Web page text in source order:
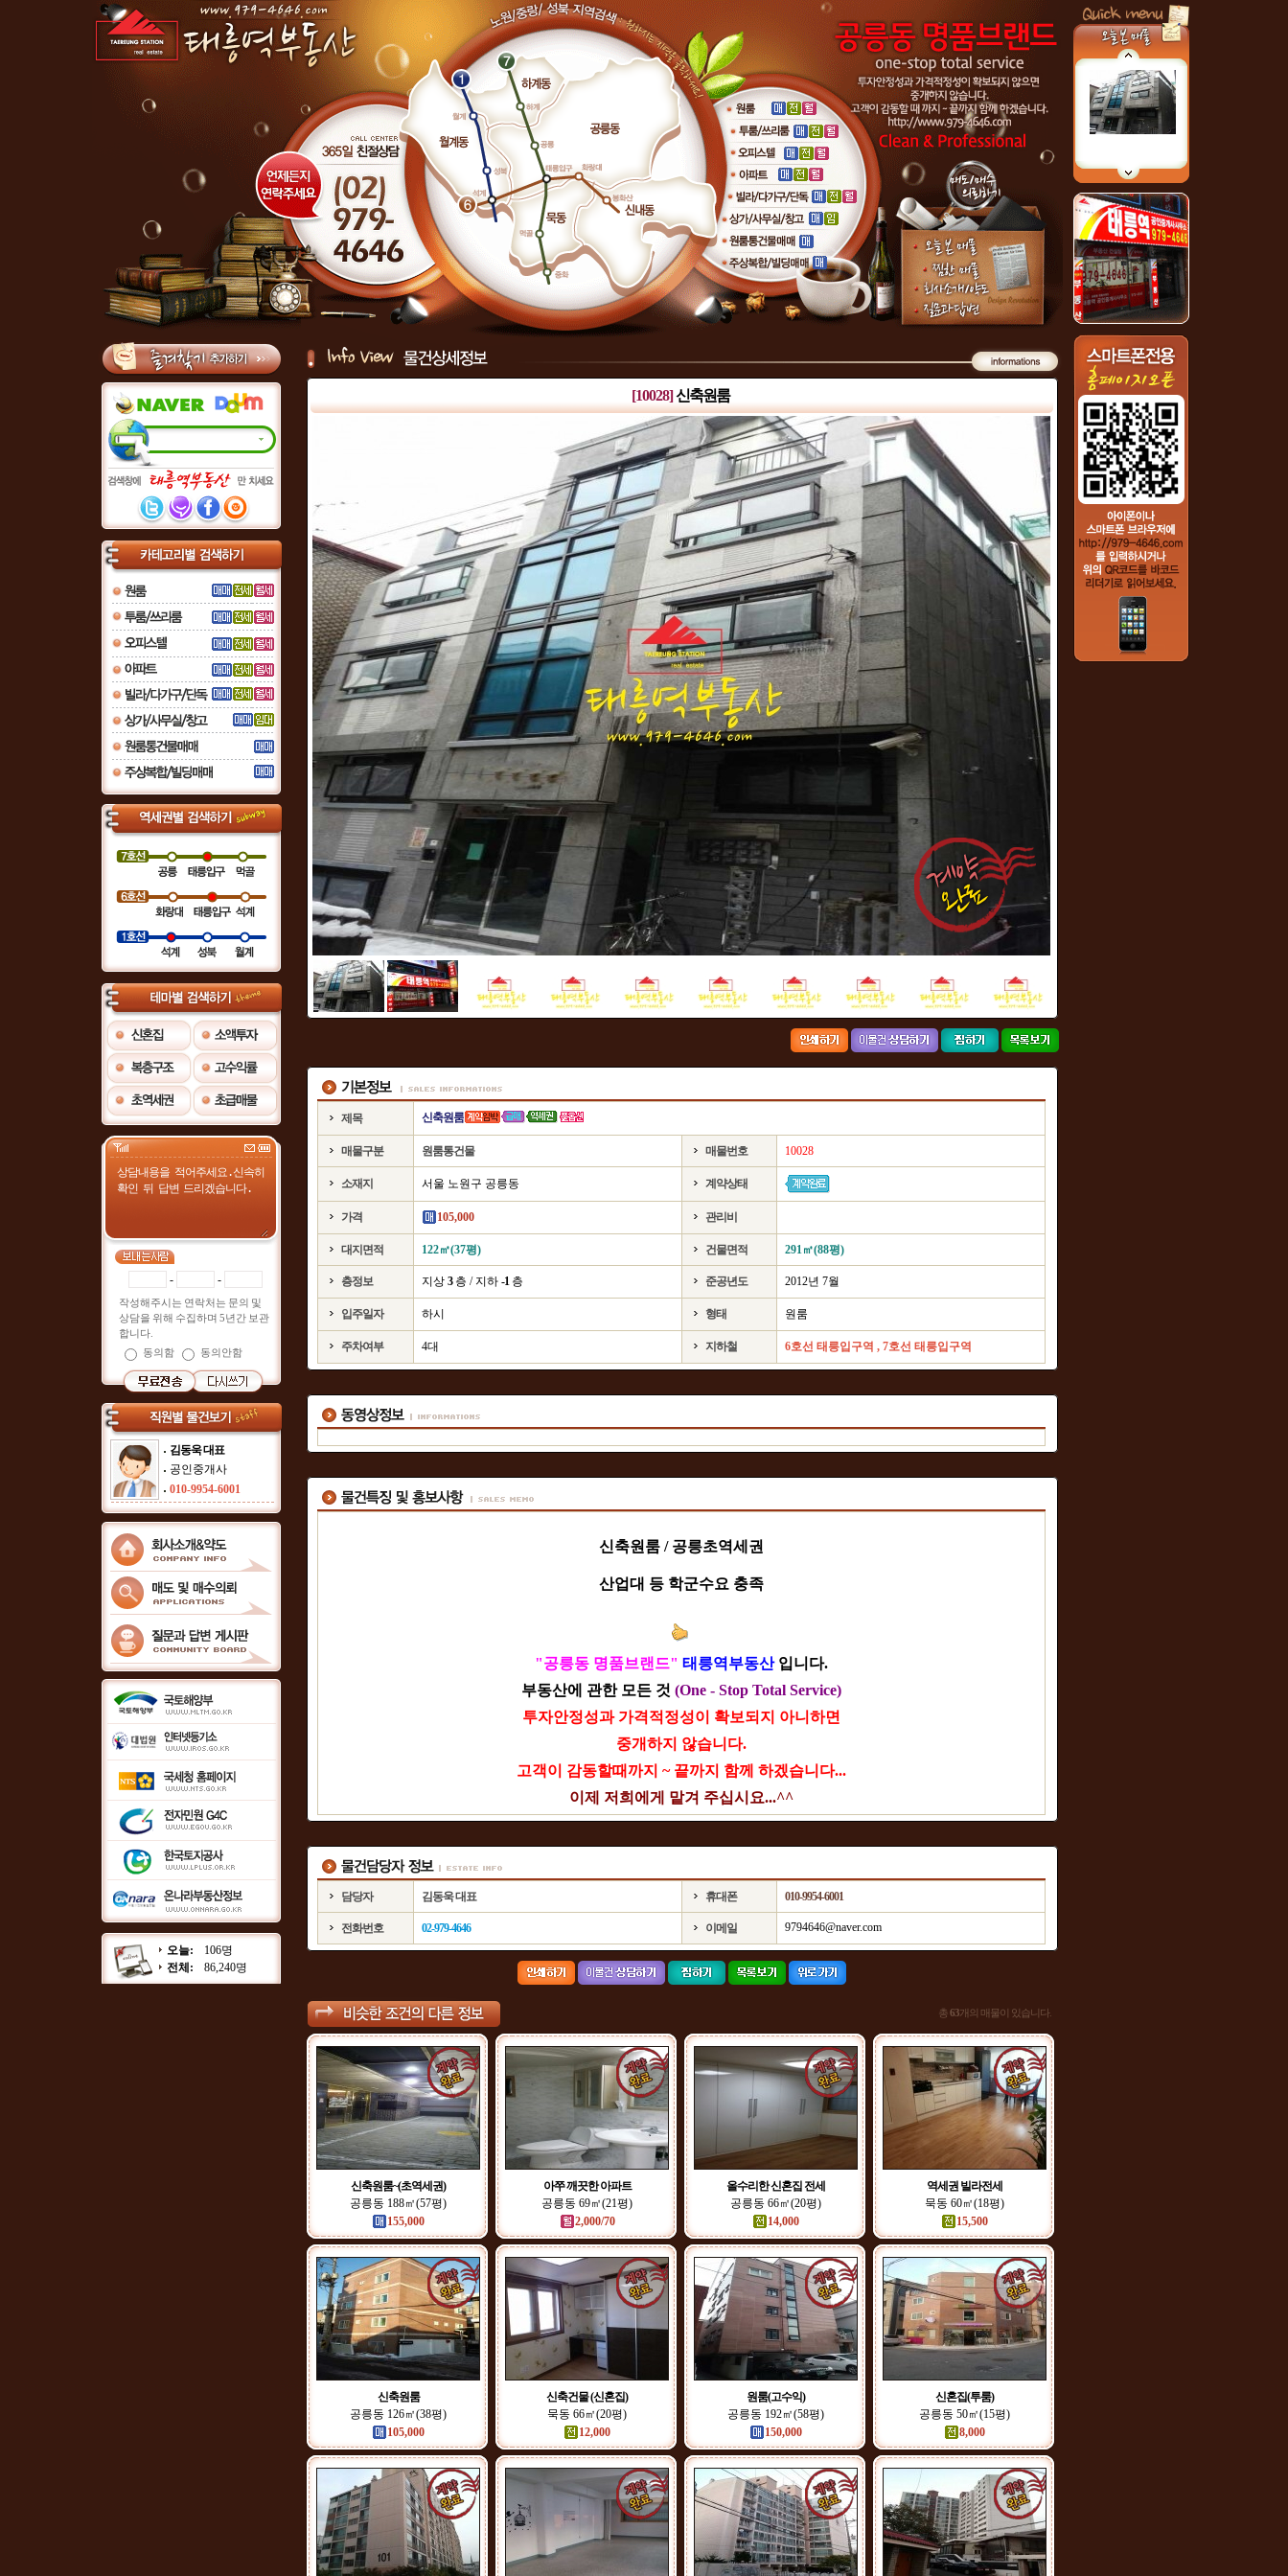
- -
작성해주시는 연락처는 문의 및
상담을 위해 수집하며 5년간 보관
합니다.
동의함
동의안함
김동욱 대표
공인중개사
010-9954-6001
오늘:
106명
전체:
86,240명
[10028]신축원룸
제목 신축원룸
매물구분 원룸통건물 매물번호 10028
소재지 서울 노원구 공릉동 계약상태
가격 105,000 관리비
대지면적 122㎡(37평) 건물면적 291㎡(88평)
층정보 지상 3층 / 지하 -1층 준공년도 2012년 7월
입주일자 하시 형태 원룸
주차여부 4대 지하철 6호선 태릉입구역 , 7호선 태릉입구역
신축원룸 / 공릉초역세권
산업대 등 학군수요 충족
"공릉동 명품브랜드" 태릉역부동산입니다.
부동산에 관한 모든 것 (One - Stop Total Service)
투자안정성과 가격적정성이 확보되지 아니하면
중개하지 않습니다.
고객이 감동할때까지 ~ 끝까지 함께 하겠습니다...
이제 저희에게 맡겨 주십시요...^^
담당자 김동욱 대표 휴대폰 010-9954-6001
전화번호 02-979-4646 이메일 9794646@naver.com
총63개의 매물이 있습니다.
신축원룸~(초역세권)
공릉동 188㎡(57평)
155,000
아쭈 깨끗한 아파트
공릉동 69㎡(21평)
2,000/70
올수리한 신혼집 전세
공릉동 66㎡(20평)
14,000
역세권 빌라전세
묵동 60㎡(18평)
15,500
신축원룸
공릉동 126㎡(38평)
105,000
신축건물 (신혼집)
묵동 66㎡(20평)
12,000
원룸(고수익)
공릉동 192㎡(58평)
150,000
신혼집(투룸)
공릉동 50㎡(15평)
8,000